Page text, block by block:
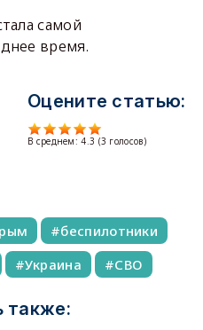
самой
время.
Оцените статью:
В среднем:4.3 (3 голосов)
беспилотники
Украина СВО
также: